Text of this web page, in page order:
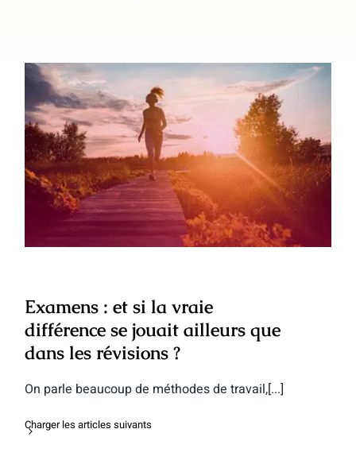
Examens : et si la vraie différence se
jouait ailleurs que dans les révisions ?
Examens : et si la vraie
différence se jouait ailleurs que
dans les révisions ?
On parle beaucoup de méthodes de travail,[...]
Charger les articles suivants